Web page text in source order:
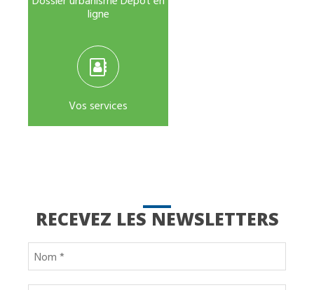
ligne
Vos services
RECEVEZ LES NEWSLETTERS